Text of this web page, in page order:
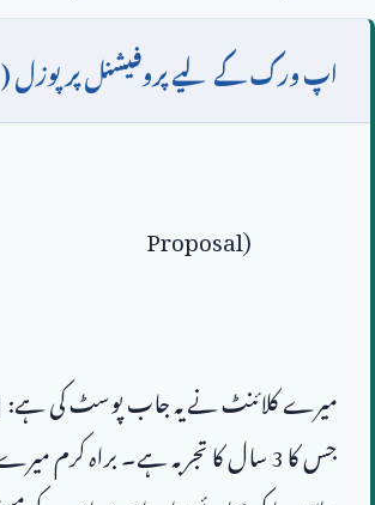
اپ ورک کے لیے پروفیشنل پرپوزل (
Proposal)
جس کا 3